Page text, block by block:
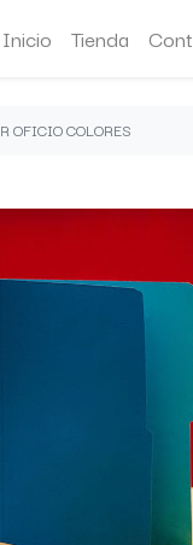
Inicio Tienda
OFICIO COLORES